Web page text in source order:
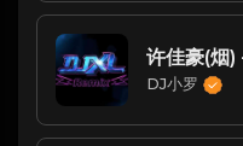
DJ小罗